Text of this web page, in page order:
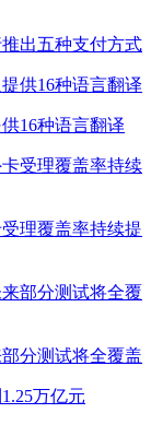
出五种支付方式
16种语言翻译
理覆盖率持续提
分测试将全覆盖